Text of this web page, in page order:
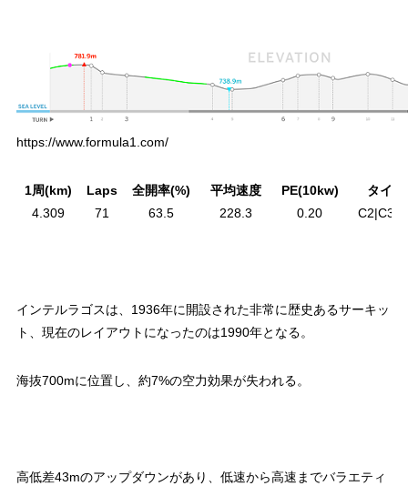
https://www.formula1.com/
1周(km) Laps 全開率(%) 平均速度 PE(10kw)
タイヤ
4.309
71 63.5 228.3 0.20
インテルラゴスは、1936年に開設された非常に歴史あるサーキッ
ト、現在のレイアウトになったのは1990年となる。
海抜700mに位置し、約7%の空力効果が失われる。
高低差43mのアップダウンがあり、低速から高速までバラエティ